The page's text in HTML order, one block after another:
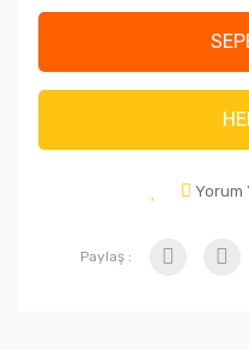
Yorum
Paylaş :